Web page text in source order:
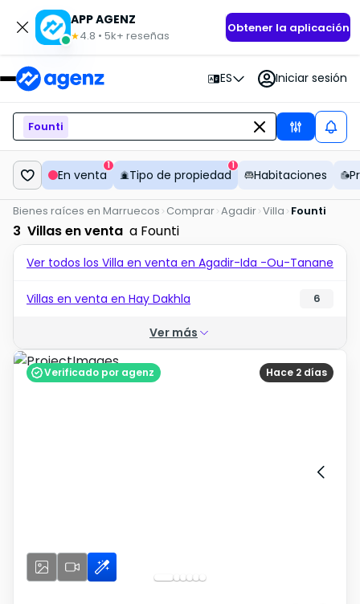
APP AGENZ
★4.8 • 5k+ reseñas
Obtener la aplicación
ES Iniciar sesión
Founti
En venta
1
Tipo de propiedad
1
Habitaciones
Bienes raíces en Marruecos Comprar Agadir Villa Founti
3 Villas en venta a Founti
Ver todos los Villa en venta en Agadir-Ida -Ou-Tanane
Villas en venta en Hay Dakhla 6
Ver más
Hace 2 días
Verificado por agenz